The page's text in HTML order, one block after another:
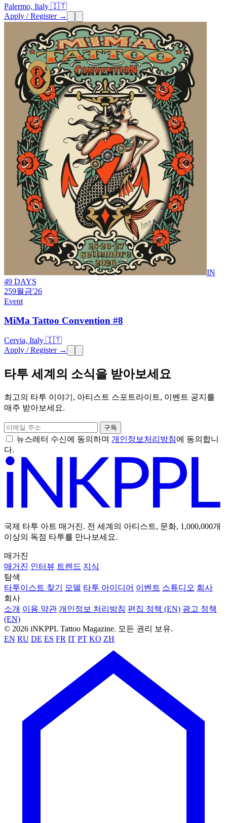
Palermo, Italy 🇮🇹
Apply / Register →
IN
49 DAYS
259월금'26
Event
MiMa Tattoo Convention #8
Cervia, Italy 🇮🇹
Apply / Register →
타투 세계의 소식을 받아보세요
최고의 타투 이야기, 아티스트 스포트라이트, 이벤트 공지를
매주 받아보세요.
구독
뉴스레터 수신에 동의하며 개인정보처리방침에 동의합니
다.
국제 타투 아트 매거진. 전 세계의 아티스트, 문화, 1,000,000개
이상의 독점 타투를 만나보세요.
매거진
매거진 인터뷰 트렌드 지식
탐색
타투이스트 찾기
모델 타투 아이디어 이벤트 스튜디오 회사
회사
소개 이용 약관 개인정보 처리방침 편집 정책 (EN) 광고 정책
(EN)
© 2026 iNKPPL Tattoo Magazine. 모든 권리 보유.
EN RU DE ES FR IT PT KO ZH